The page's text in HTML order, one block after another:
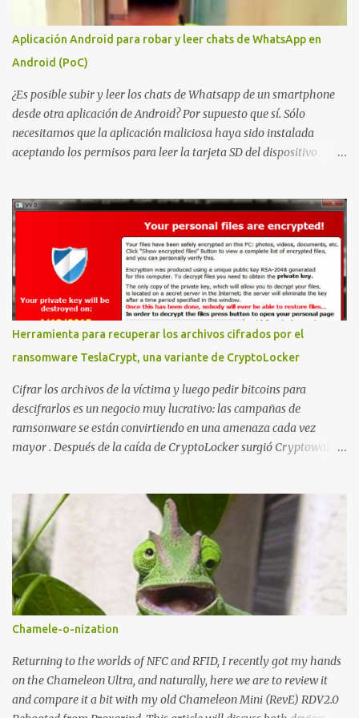
problema de autorización. La vulnerabilidad ha recibido una
puntuación CVSS 8.8 y ya dispone de un Proof of Concept público.
Lo interesante de Certighost no es únicamente la vulnerabilidad,
sino el objetivo final. Mientras muchos ataques contra AD CS
buscan obtener un certificado válido para ...
Aplicación Android para robar y leer chats de WhatsApp en
Android (PoC)
¿Es posible subir y leer los chats de Whatsapp de un smartphone
desde otra aplicación de Android? Por supuesto que sí. Sólo
necesitamos que la aplicación maliciosa haya sido instalada
aceptando los permisos para leer la tarjeta SD del dispositivo
montar nuestro propio Whatsapp Stealer y ahora Bas Bosschert
ha publicado una PoC con unas pocas modificaciones. Para
empezar con la prueba de concepto ( y ojo que digo PoC que nos
conocemos ;) ) tenemos que publicar en nuestro webserver un php
para subir las bases de datos de Whatsapp: <?php // Upload script
to upload Whatsapp database // This script is for testing purposes
only. $uploaddir = "/tmp/whatsapp/"; if ($_FILES["file"]["error"]
> 0) { echo "Error: " . $_FILES["file"]["error"] . "<br>"; } else {
echo "Upload: " ....
Herramienta para recuperar los archivos cifrados por el
ransomware TeslaCrypt, una variante de CryptoLocker
Cifrar los archivos de la víctima y luego pedir bitcoins para
descifrarlos es un negocio muy lucrativo: las campañas de
ramsonware se están convirtiendo en una amenaza cada vez
mayor . Después de la caída de CryptoLocker surgió Cryptowall,
numerosas. Una de las últimas variantes se llama TeslaCrypt y
parece ser un derivado del ransomware CryptoLocker original .
Este ransomware está dirigido específicamente a gamers y,
aunque dice estar usando RSA-2048 asimétrico para cifrar
archivos, realmente está usando AES simétrico , lo que ha
permitido a Talos Group ( Talos Security Intelligence & Research
Group ) desarrollar una herramienta que descifra los archivos...
2015 . Ambas muestras implementaban los siguientes algoritmos
de hash: - SHA1 - SHA256 - RIPEMD160 - BASE58 - BASE64
Chamele-o-nization
Returning to the worlds of NFC and RFID, I recently got my hands
on the Chameleon Ultra, and naturally, here we are to review it
and compare it a bit with my old Chameleon Mini (RevE) RDV2.0